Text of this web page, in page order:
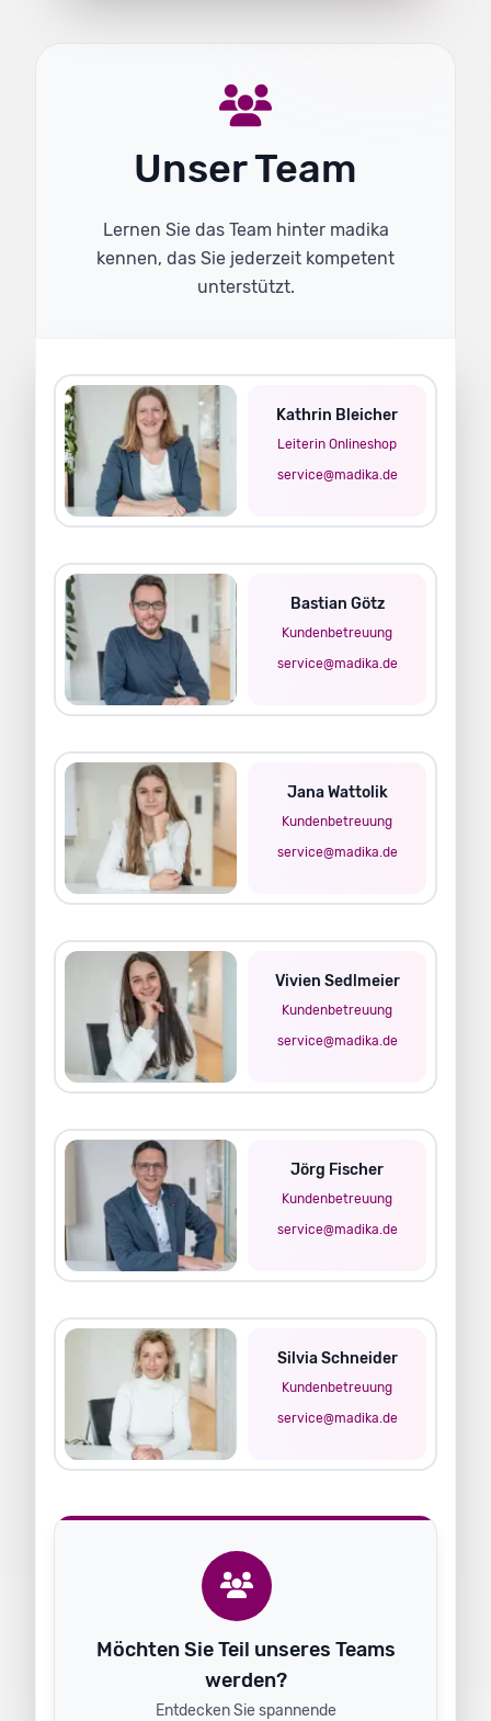
Unser Team
Lernen Sie das Team hinter madika
kennen, das Sie jederzeit kompetent
unterstützt.
Kathrin Bleicher
Leiterin Onlineshop
service@madika.de
Bastian Götz
Kundenbetreuung
service@madika.de
Jana Wattolik
Kundenbetreuung
service@madika.de
Vivien Sedlmeier
Kundenbetreuung
service@madika.de
Jörg Fischer
Kundenbetreuung
service@madika.de
Silvia Schneider
Kundenbetreuung
service@madika.de
Möchten Sie Teil unseres Teams
werden?
Entdecken Sie spannende